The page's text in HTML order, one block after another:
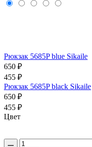
Рюкзак 5685P blue Sikaile
650 ₽
455 ₽
Рюкзак 5685P black Sikaile
650 ₽
455 ₽
Цвет